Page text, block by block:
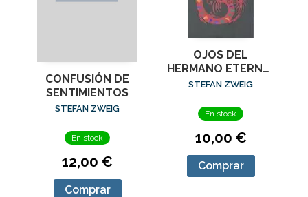
CONFUSIÓN DE
SENTIMIENTOS
STEFAN ZWEIG
En stock
12,00 €
Comprar
OJOS DEL
HERMANO ETERNO,
LOS
STEFAN ZWEIG
En stock
10,00 €
Comprar